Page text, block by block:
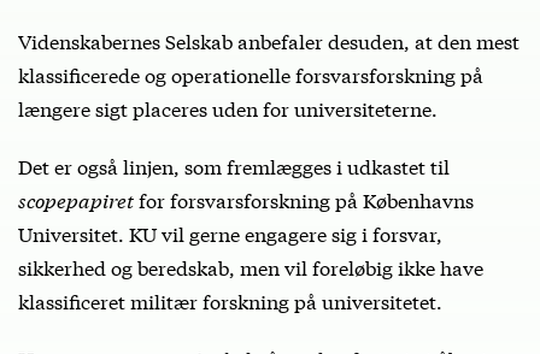
Videnskabernes Selskab anbefaler desuden, at den mest
klassificerede og operationelle forsvarsforskning på
længere sigt placeres uden for universiteterne.
Det er også linjen, som fremlægges i udkastet til
scopepapiretfor forsvarsforskning på Københavns
Universitet. KU vil gerne engagere sig i forsvar,
sikkerhed og beredskab, men vil foreløbig ikke have
klassificeret militær forskning på universitetet.